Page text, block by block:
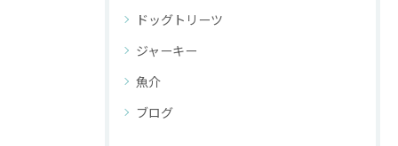
ドッグトリーツ
ジャーキー
魚介
ブログ